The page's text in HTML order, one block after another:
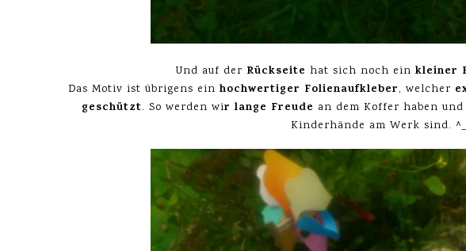
Und auf der Rückseite hat sich noch ein kleiner
Das Motiv ist übrigens ein hochwertiger Folienaufkleber, welcher
geschützt. So werden wir lange Freude an dem Koffer haben
Kinderhände am Werk sind.